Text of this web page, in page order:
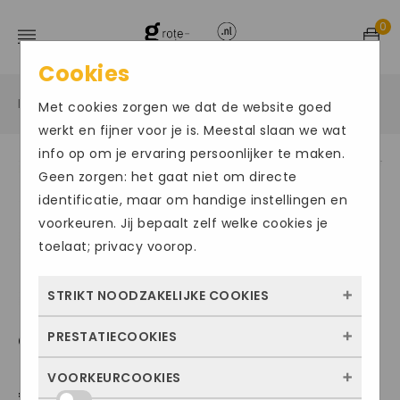
0
Home / Grote maten herenschoenen / Instapper
CLARKS024
€ 99.95
Cookies
Met cookies zorgen we dat de website goed
werkt en fijner voor je is. Meestal slaan we wat
info op om je ervaring persoonlijker te maken.
Geen zorgen: het gaat niet om directe
identificatie, maar om handige instellingen en
voorkeuren. Jij bepaalt zelf welke cookies je
toelaat; privacy voorop.
STRIKT NOODZAKELIJKE COOKIES
Deze cookies zorgen ervoor dat de website
kunnen niet worden uitgezet. Meestal
PRESTATIECOOKIES
Met deze cookies zien we hoe vaak onze
VOORKEURCOOKIES